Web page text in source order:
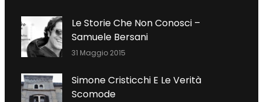
O
O
K
E
R
N
Le Storie Che Non Conosci –
Samuele Bersani
31 Maggio 2015
Simone Cristicchi E Le Verità
Scomode